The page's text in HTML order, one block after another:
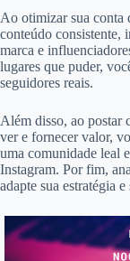
Ao otimizar sua conta
conteúdo consistente,
marca e
lugares que puder,
seguidores reais.
Além disso, ao postar
ver e fornecer valor,
uma comunidade leal
Instagram. Por fim,
adapte sua estratégia